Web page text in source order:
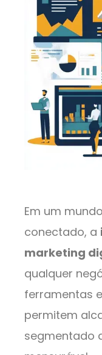
Em um
conectado, a
marketing
qualquer
ferramentas
permitem
segmentado